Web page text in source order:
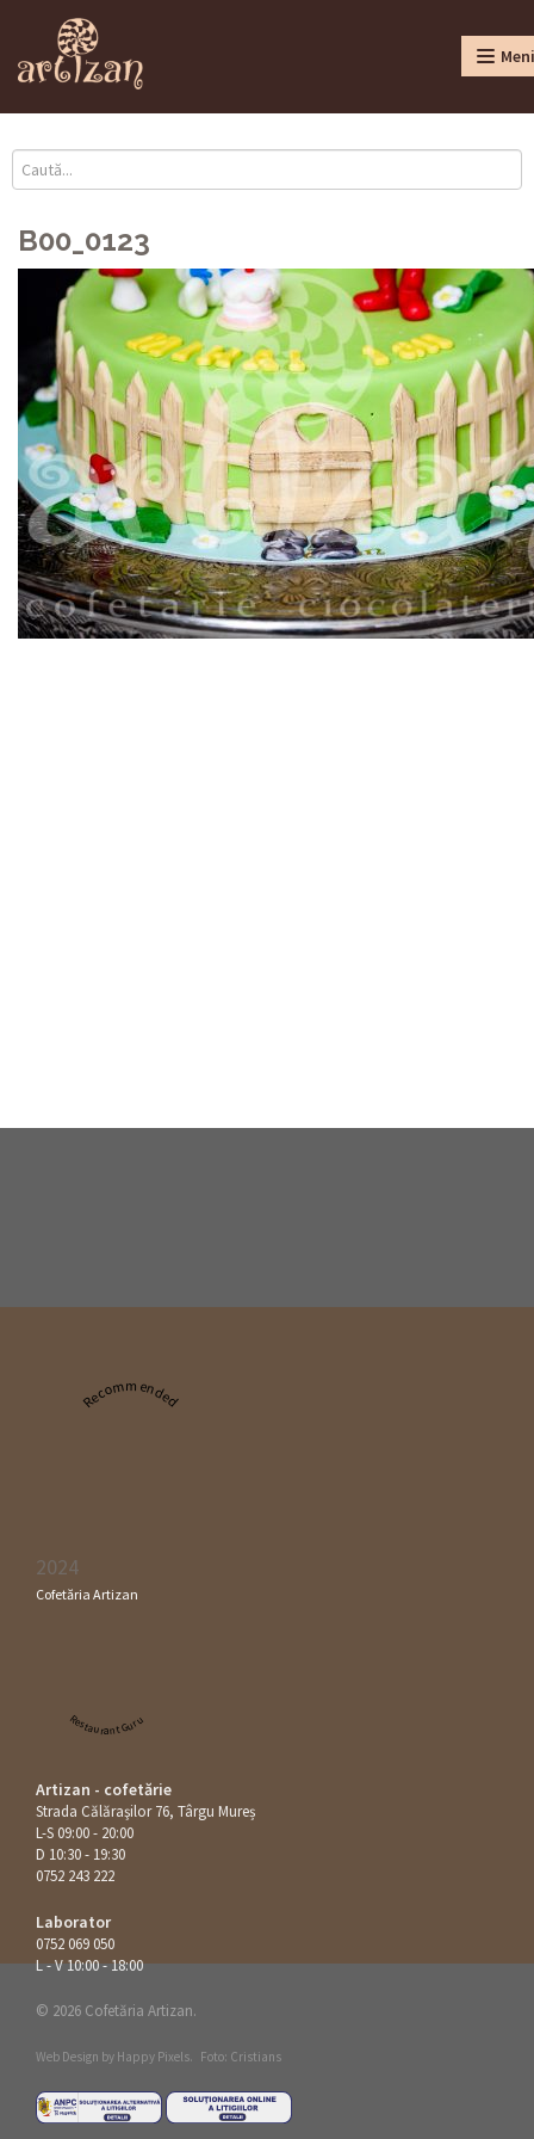
B00_0123
Recommended
2024
Cofetăria Artizan
Restaurant Guru
Artizan - cofetărie
Strada Călăraşilor 76, Târgu Mureș
L-S 09:00 - 20:00
D 10:30 - 19:30
0752 243 222
Laborator
0752 069 050
L - V 10:00 - 18:00
© 2026 Cofetăria Artizan.
Web Design by Happy Pixels. Foto: Cristians